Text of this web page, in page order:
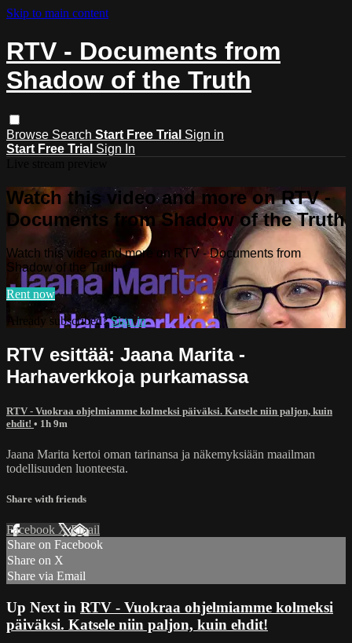
Skip to main content
RTV - Documents from
Shadow of the Truth
Browse Search Start Free Trial Sign in
Start Free Trial Sign In
Watch this video and more on RTV -
Documents from Shadow of the Truth
Watch this video and more on RTV - Documents from
Shadow of the Truth
Rent now
Already subscribed?Sign in
RTV esittää: Jaana Marita -
Harhaverkkoja purkamassa
RTV - Vuokraa ohjelmiamme kolmeksi päiväksi. Katsele niin paljon, kuin
ehdit! • 1h 9m
Jaana Marita kertoi oman tarinansa ja näkemyksiään maailman
todellisuuden luonteesta.
Share with friends
Facebook XEmail
Share on Facebook
Share on X
Share via Email
Up Next in RTV - Vuokraa ohjelmiamme kolmeksi
päiväksi. Katsele niin paljon, kuin ehdit!